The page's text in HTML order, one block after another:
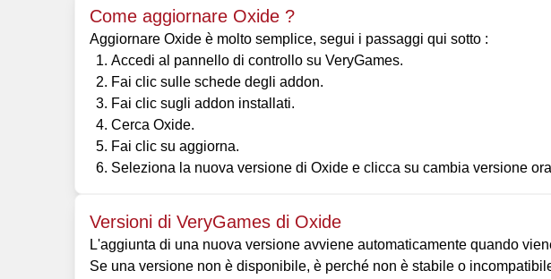
Come aggiornare Oxide ?
Aggiornare Oxide è molto semplice, segui i passaggi qui sotto :
Accedi al pannello di controllo su VeryGames.
Fai clic sulle schede degli addon.
Fai clic sugli addon installati.
Cerca Oxide.
Fai clic su aggiorna.
Seleziona la nuova versione di Oxide e clicca su cambia versione
Versioni di VeryGames di Oxide
L'aggiunta di una nuova versione avviene automaticamente quando
Se una versione non è disponibile, è perché non è stabile o